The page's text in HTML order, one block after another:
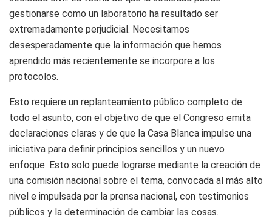
gestionarse como un laboratorio ha resultado ser
extremadamente perjudicial. Necesitamos
desesperadamente que la información que hemos
aprendido más recientemente se incorpore a los
protocolos.
Esto requiere un replanteamiento público completo de
todo el asunto, con el objetivo de que el Congreso emita
declaraciones claras y de que la Casa Blanca impulse una
iniciativa para definir principios sencillos y un nuevo
enfoque. Esto solo puede lograrse mediante la creación de
una comisión nacional sobre el tema, convocada al más alto
nivel e impulsada por la prensa nacional, con testimonios
públicos y la determinación de cambiar las cosas.